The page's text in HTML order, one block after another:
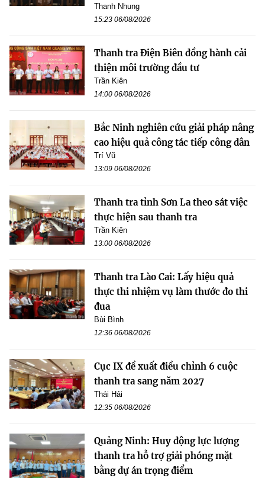
Thanh Nhung
15:23 06/08/2026
Thanh tra Điện Biên đồng hành cải
thiện môi trường đầu tư
Trần Kiên
14:00 06/08/2026
Bắc Ninh nghiên cứu giải pháp nâng
cao hiệu quả công tác tiếp công dân
Trí Vũ
13:09 06/08/2026
Thanh tra tỉnh Sơn La theo sát việc
thực hiện sau thanh tra
Trần Kiên
13:00 06/08/2026
Thanh tra Lào Cai: Lấy hiệu quả
thực thi nhiệm vụ làm thước đo thi
đua
Bùi Bình
12:36 06/08/2026
Cục IX đề xuất điều chỉnh 6 cuộc
thanh tra sang năm 2027
Thái Hải
12:35 06/08/2026
Quảng Ninh: Huy động lực lượng
thanh tra hỗ trợ giải phóng mặt
bằng dự án trọng điểm